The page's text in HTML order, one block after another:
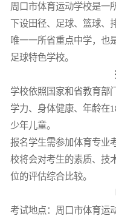
周口市体育运动学校是一
下设田径、足球、篮球、
唯一一所省重点中学，也
足球特色学校。
学校依照国家和省教育部
学力、身体健康、年龄在
少年儿童。
报名学生需参加体育专业
校将会对考生的素质、技
位的评估综合比较。
考试地点：周口市体育运